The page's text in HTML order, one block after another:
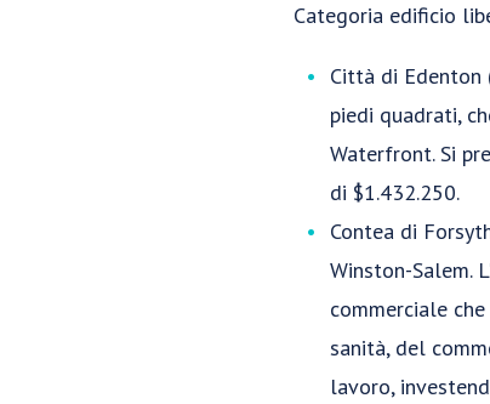
Categoria edificio
Città di Edenton
piedi quadrati,
Waterfront. Si
di $1.432.250.
Contea di
Winston-Salem.
commerciale
sanità, del
lavoro,